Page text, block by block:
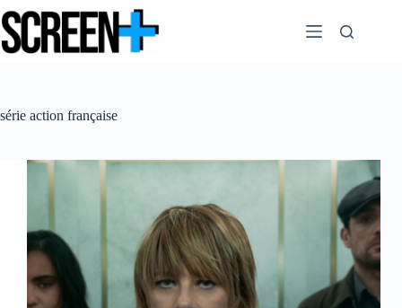
au
contenu
série action française